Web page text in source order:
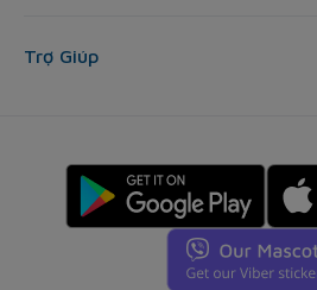
Trợ Giúp